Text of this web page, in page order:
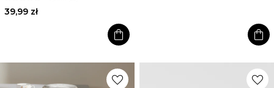
39,99 zł
shopping_bag shopping_bag
favorite favorite